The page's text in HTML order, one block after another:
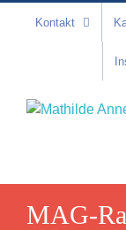
Kontakt
MAG-